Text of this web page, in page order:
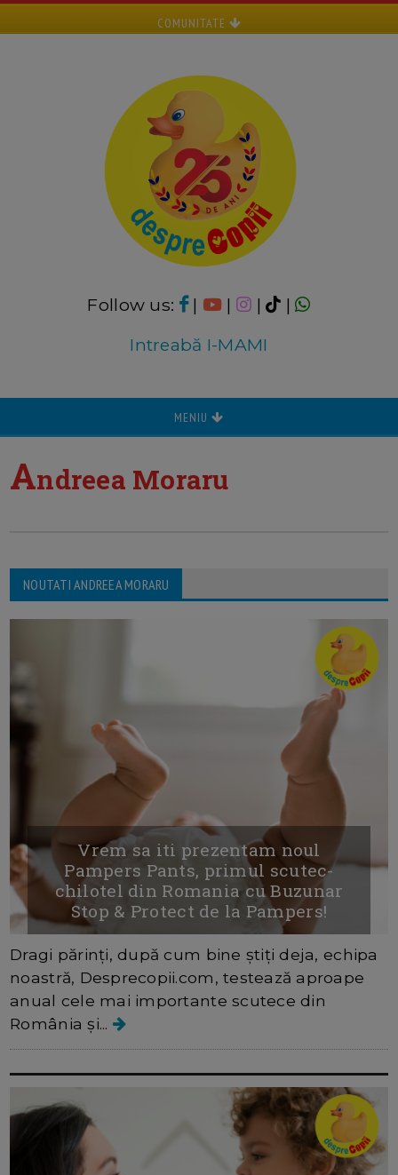
COMUNITATE
Follow us: | | |
|
Intreabă I-MAMI
MENIU
Andreea Moraru
NOUTATI ANDREEA MORARU
Vrem sa iti prezentam noul
Pampers Pants, primul scutec-
chilotel din Romania cu Buzunar
Stop & Protect de la Pampers!
Dragi părinți, după cum bine știți deja, echipa
noastră, Desprecopii.com, testează aproape
anual cele mai importante scutece din
România și...